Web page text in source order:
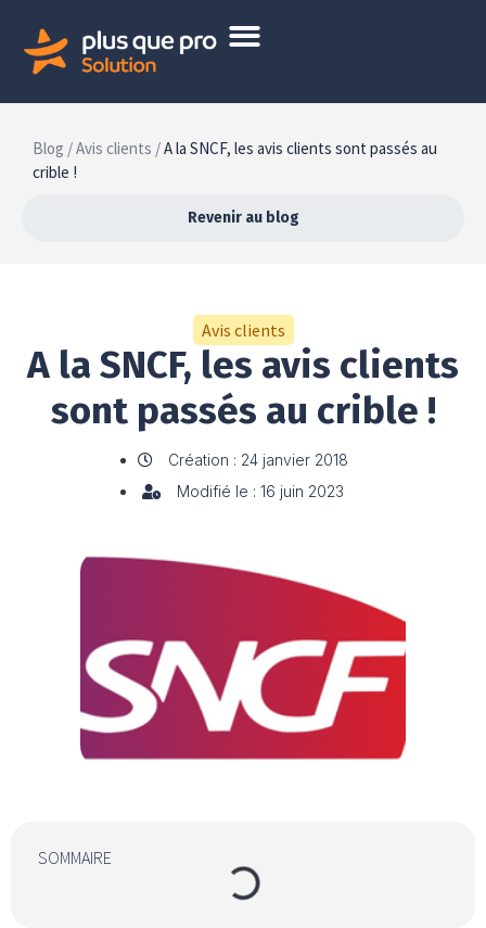
Blog /Avis clients /A la SNCF, les avis clients sont passés au
crible !
Revenir au blog
Avis clients
A la SNCF, les avis clients
sont passés au crible !
Création : 24 janvier 2018
Modifié le : 16 juin 2023
SOMMAIRE